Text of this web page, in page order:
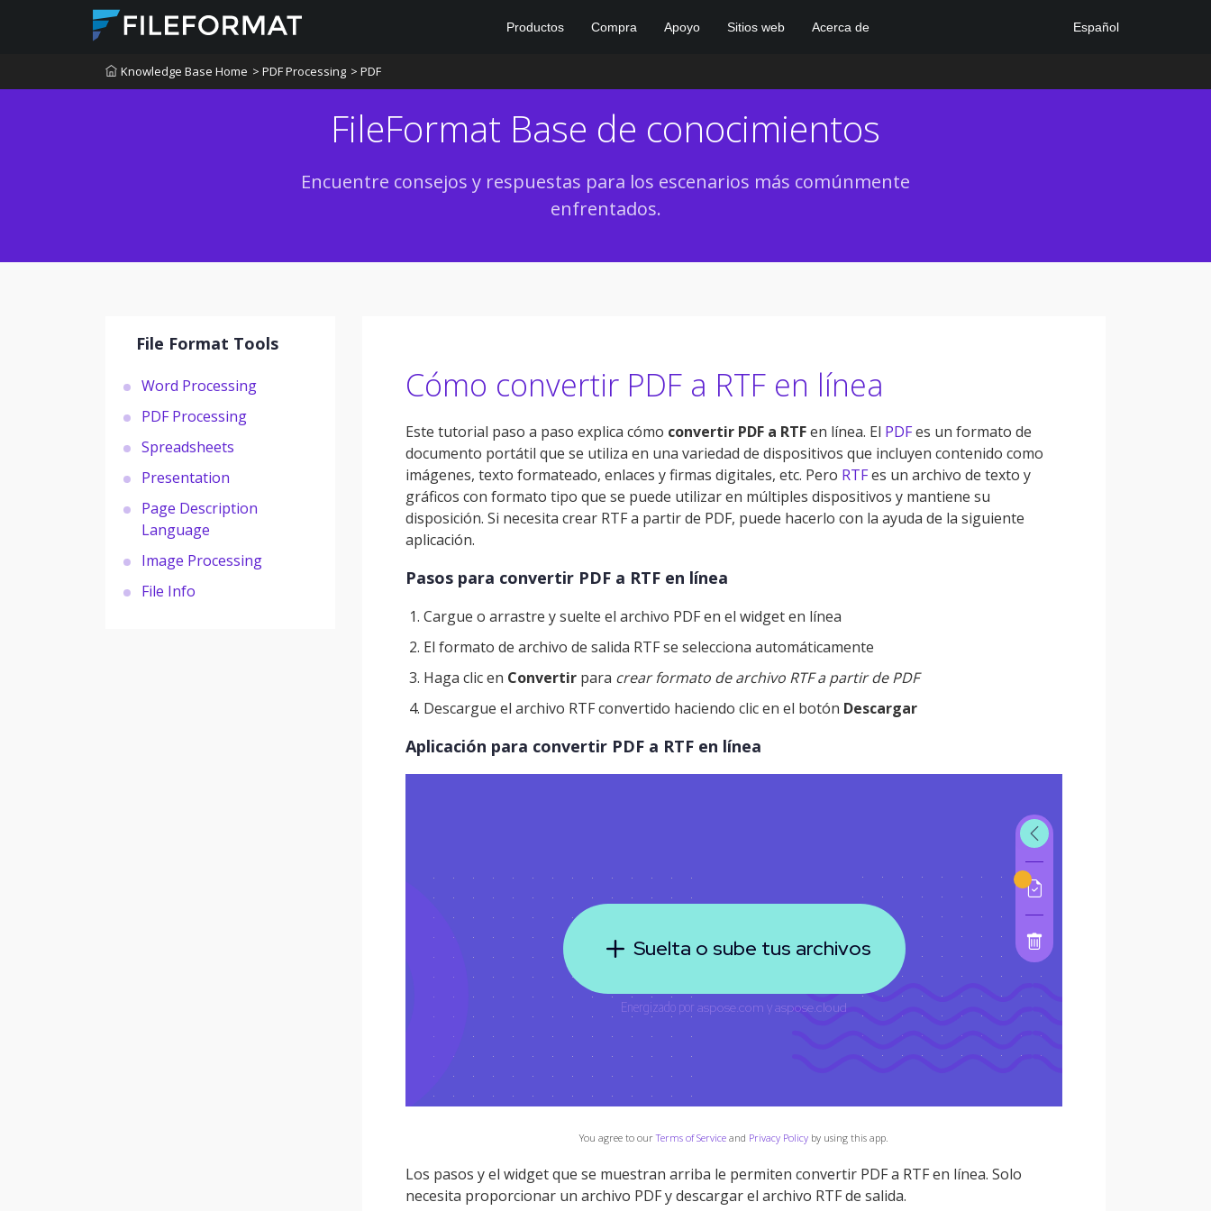
Productos Compra Apoyo Sitios web Acerca de Español
Knowledge Base Home > PDF Processing > PDF
FileFormat Base de conocimientos
Encuentre consejos y respuestas para los escenarios más comúnmente
enfrentados.
File Format Tools
Word Processing
PDF Processing
Spreadsheets
Presentation
Page Description
Language
Image Processing
File Info
Cómo convertir PDF a RTF en línea
Este tutorial paso a paso explica cómo convertir PDF a RTFen línea. El PDFes un formato de
documento portátil que se utiliza en una variedad de dispositivos que incluyen contenido como
imágenes, texto formateado, enlaces y firmas digitales, etc. Pero RTFes un archivo de texto y
gráficos con formato tipo que se puede utilizar en múltiples dispositivos y mantiene su
disposición. Si necesita crear RTF a partir de PDF, puede hacerlo con la ayuda de la siguiente
aplicación.
Pasos para convertir PDF a RTF en línea
Cargue o arrastre y suelte el archivo PDF en el widget en línea
El formato de archivo de salida RTF se selecciona automáticamente
Haga clic en Convertir para crear formato de archivo RTF a partir de PDF
Descargue el archivo RTF convertido haciendo clic en el botón Descargar
Aplicación para convertir PDF a RTF en línea
You agree to ourTerms of Service and Privacy Policy by using this app.
Los pasos y el widget que se muestran arriba le permiten convertir PDF a RTF en línea. Solo
necesita proporcionar un archivo PDF y descargar el archivo RTF de salida.